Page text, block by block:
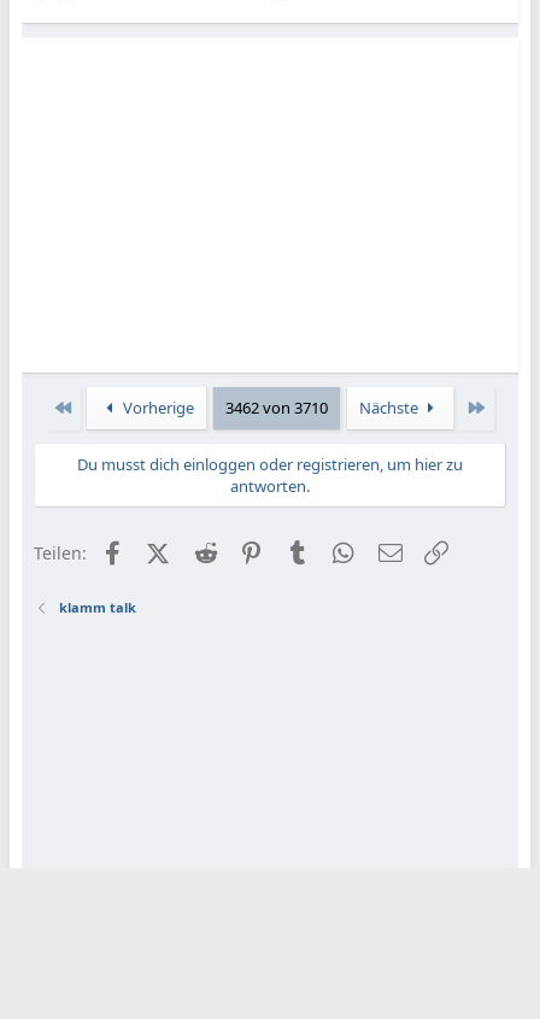
Erste Vorherige 3462 von 3710 Nächste
Du musst dich einloggen oder registrieren, um hier zu
antworten.
Teilen: FacebookX (Twitter)
Reddit PinterestTumblr WhatsApp
E-Mail
klamm talk